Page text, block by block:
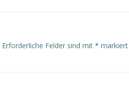
Erforderliche Felder sind mit * markiert